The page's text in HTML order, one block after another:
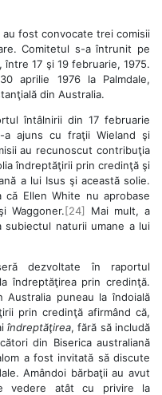
fost convocate trei comisii
Comitetul s-a întrunit pe
17 şi 19 februarie, 1975.
aprilie 1976 la Palmdale,
din Australia.
întâlnirii din 17 februarie
a ajuns cu fraţii Wieland şi
au recunoscut contribuţia
îndreptăţirii prin credinţă şi
a lui Isus şi această solie.
Ellen White nu aprobase
Waggoner.[24]
Mai mult, a
naturii umane a lui
dezvoltate în raportul
îndreptăţirea prin credinţă.
puneau la îndoială
prin credinţă afirmând că,
îndreptăţirea, fără să includă
din Biserica australiană
a fost invitată să discute
Amândoi bărbaţii au avut
vedere atât cu privire la